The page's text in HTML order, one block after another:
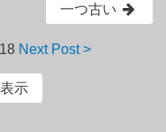
一つ古い
Next Post >
示